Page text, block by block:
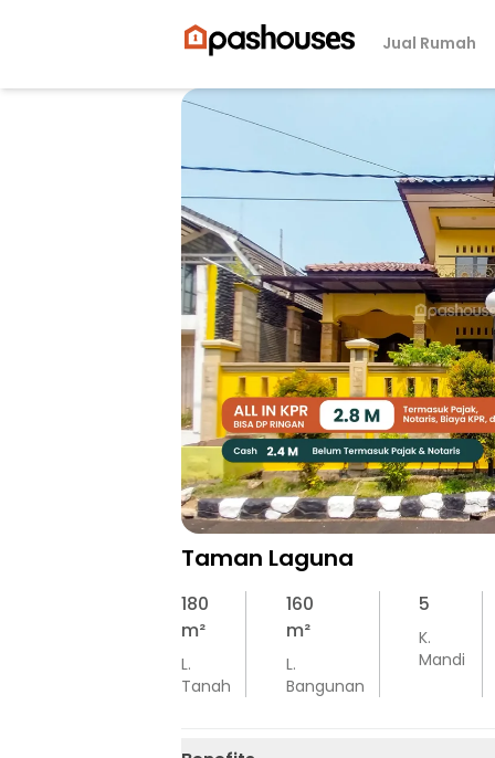
Jual Rumah
Taman Laguna
180
m²
L.
Tanah
160
m²
L.
Bangunan
5
K.
Mandi